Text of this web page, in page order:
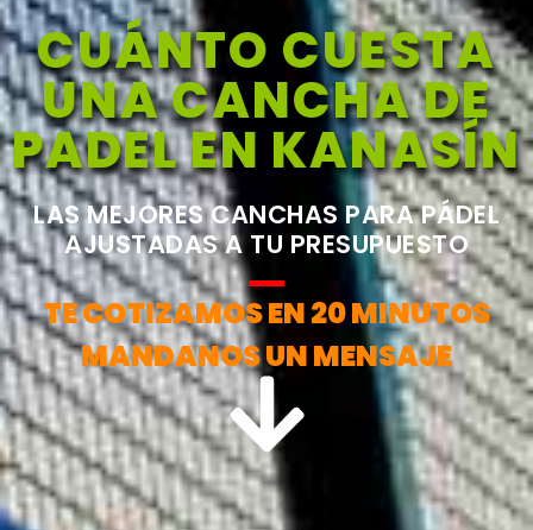
CUÁNTO CUESTA
UNA CANCHA DE
PADEL EN KANASÍN
LAS MEJORES CANCHAS PARA PÁDEL
AJUSTADAS A TU PRESUPUESTO
TE COTIZAMOS EN 20 MINUTOS
MANDANOS UN MENSAJE